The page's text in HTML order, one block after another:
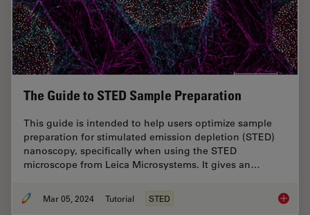
The Guide to STED Sample Preparation
This guide is intended to help users optimize sample
preparation for stimulated emission depletion (STED)
nanoscopy, specifically when using the STED
microscope from Leica Microsystems. It gives an…
Mar 05, 2024 Tutorial STED The